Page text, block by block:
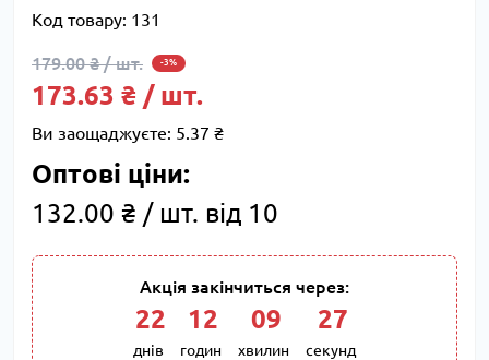
Код товару: 131
179.00 ₴ / шт. -3%
173.63 ₴ / шт.
Ви заощаджуєте: 5.37 ₴
Оптові ціни:
132.00 ₴ / шт. від 10
Акція закінчиться через:
22
днів
12
годин
09
хвилин
26
секунд